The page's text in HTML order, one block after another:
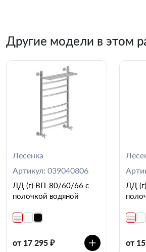
Другие модели в этом
Лесенка
Артикул: 039040806
ЛД (г) ВП-80/60/66 с
полочкой водяной
от 17 295 ₽
ЛД
от